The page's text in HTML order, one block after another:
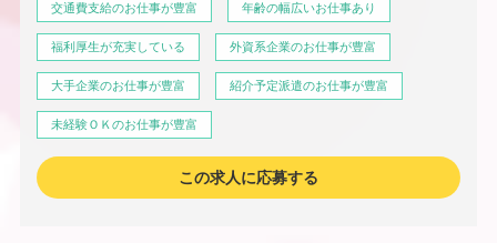
交通費支給のお仕事が豊富 年齢の幅広いお仕事あり
福利厚生が充実している 外資系企業のお仕事が豊富
大手企業のお仕事が豊富 紹介予定派遣のお仕事が豊富
未経験ＯＫのお仕事が豊富
この求人に応募する